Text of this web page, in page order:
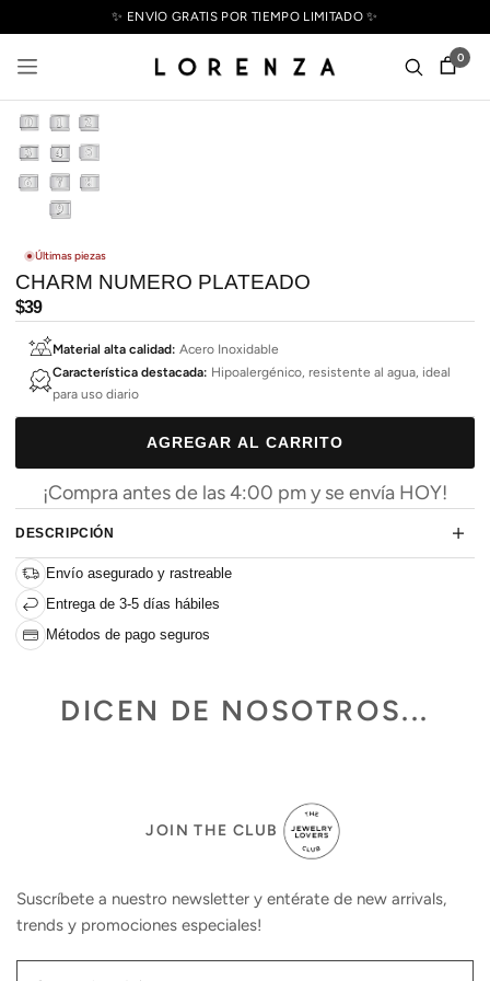
✨ ENVÍO GRATIS POR TIEMPO LIMITADO ✨
0
Últimas piezas
CHARM NUMERO PLATEADO
Precio
habitual
$39
Material alta calidad: Acero Inoxidable
Característica destacada: Hipoalergénico, resistente al agua, ideal
para uso diario
AGREGAR AL CARRITO
¡Compra antes de las 4:00 pm y se envía HOY!
DESCRIPCIÓN
Envío asegurado y rastreable
Entrega de 3-5 días hábiles
Métodos de pago seguros
DICEN DE NOSOTROS...
JOIN THE CLUB
Suscríbete a nuestro newsletter y entérate de new arrivals,
trends y promociones especiales!